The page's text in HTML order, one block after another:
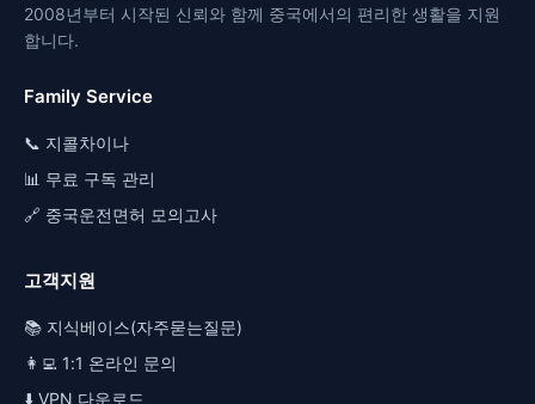
2008년부터 시작된 신뢰와 함께 중국에서의 편리한 생활을 지원
합니다.
Family Service
📞 지콜차이나
📊 무료 구독 관리
🔗 중국운전면허 모의고사
고객지원
📚 지식베이스(자주묻는질문)
👩‍💻 1:1 온라인 문의
⬇️ VPN 다운로드